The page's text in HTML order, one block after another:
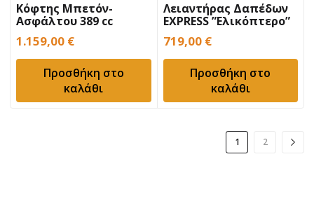
Κόφτης Μπετόν-
Ασφάλτου 389 cc
EXPRESS Βενζίνης
1.159,00 €
Προσθήκη στο
καλάθι
Λειαντήρας Δαπέδων
EXPRESS ”Ελικόπτερο”
719,00 €
Προσθήκη στο
καλάθι
1 2